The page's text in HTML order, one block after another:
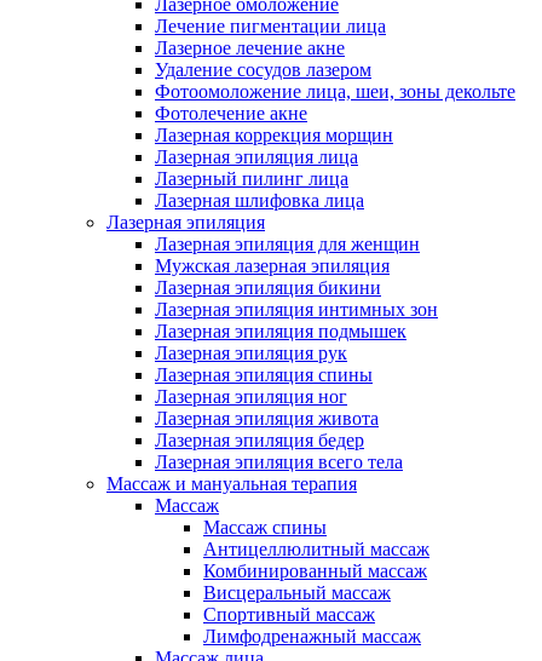
Лазерное омоложение
Лечение пигментации лица
Лазерное лечение акне
Удаление сосудов лазером
Фотоомоложение лица, шеи, зоны декольте
Фотолечение акне
Лазерная коррекция морщин
Лазерная эпиляция лица
Лазерный пилинг лица
Лазерная шлифовка лица
Лазерная эпиляция
Лазерная эпиляция для женщин
Мужская лазерная эпиляция
Лазерная эпиляция бикини
Лазерная эпиляция интимных зон
Лазерная эпиляция подмышек
Лазерная эпиляция рук
Лазерная эпиляция спины
Лазерная эпиляция ног
Лазерная эпиляция живота
Лазерная эпиляция бедер
Лазерная эпиляция всего тела
Массаж и мануальная терапия
Массаж
Массаж спины
Антицеллюлитный массаж
Комбинированный массаж
Висцеральный массаж
Спортивный массаж
Лимфодренажный массаж